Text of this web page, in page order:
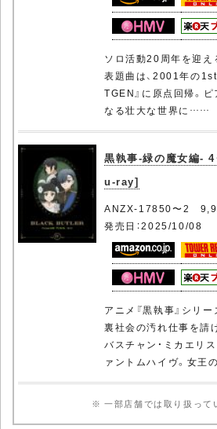
ソロ活動20周年を迎え
表題曲は、2001年の
TGEN』に原点回帰。
なる壮大な世界に……
黒執事-緑の魔女編- 4
u-ray]
ANZX-17850〜2
発売日：2025/10/08
アニメ『黒執事』シリ
裏社会の汚れ仕事を請
バスチャン・ミカエリ
ァントムハイヴ。女
※ 一部店舗では取り扱って